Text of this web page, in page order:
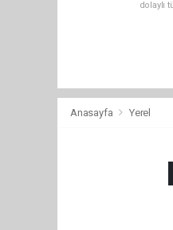
dolaylı
Anasayfa Yerel